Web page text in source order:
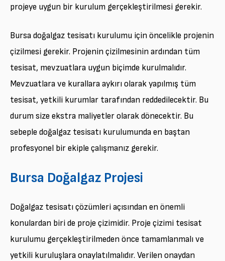
projeye uygun bir kurulum gerçekleştirilmesi gerekir.
Bursa doğalgaz tesisatı kurulumu için öncelikle projenin
çizilmesi gerekir. Projenin çizilmesinin ardından tüm
tesisat, mevzuatlara uygun biçimde kurulmalıdır.
Mevzuatlara ve kurallara aykırı olarak yapılmış tüm
tesisat, yetkili kurumlar tarafından reddedilecektir. Bu
durum size ekstra maliyetler olarak dönecektir. Bu
sebeple doğalgaz tesisatı kurulumunda en baştan
profesyonel bir ekiple çalışmanız gerekir.
Bursa Doğalgaz Projesi
Doğalgaz tesisatı çözümleri açısından en önemli
konulardan biri de proje çizimidir. Proje çizimi tesisat
kurulumu gerçekleştirilmeden önce tamamlanmalı ve
yetkili kuruluşlara onaylatılmalıdır. Verilen onaydan